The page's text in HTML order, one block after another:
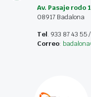
Av. Pasaje rodo
08917 Badalona
Tel. 933 87 43 55
Correo: